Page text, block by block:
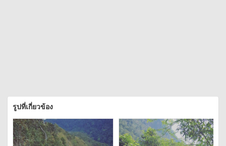
รูปที่เกี่ยวข้อง